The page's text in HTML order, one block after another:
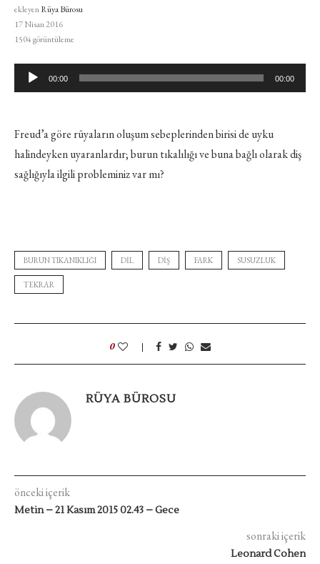
ekleyenRüya Bürosu
17 Nisan 2016
1504görüntüleme
oynatıcı
00:00 00:00
Freud’a göre rüyaların oluşum sebeplerinden birisi de uyku
halindeyken uyaranlardır; burun tıkalılığı ve buna bağlı olarak diş
sağlığıyla ilgili probleminiz var mı?
BURUN TIKANIKLIĞI DIL DIŞ FARK SUSUZLUK
TEKRAR
0
RÜYA BÜROSU
önceki içerik
Metin – 21 Kasım 2015 02.43 – Gece
sonraki içerik
Leonard Cohen